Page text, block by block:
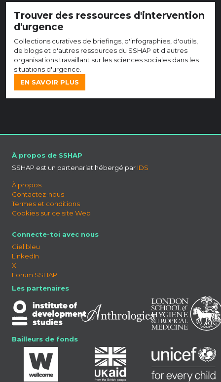
Trouver des ressources d'intervention
d'urgence
Collections curatives de briefings, d'infographies, d'outils,
de blogs et d'autres ressources du SSHAP et d'autres
organisations travaillant sur les sciences sociales dans les
situations d'urgence.
EN SAVOIR PLUS
À propos de SSHAP
SSHAP est un partenariat hébergé par IDS
À propos
Contactez-nous
Termes et conditions
Cookies sur ce site Web
Connecte-toi avec nous
Ciel bleu
LinkedIn
X
Forum SSHAP
Les partenaires
Bailleurs de fonds